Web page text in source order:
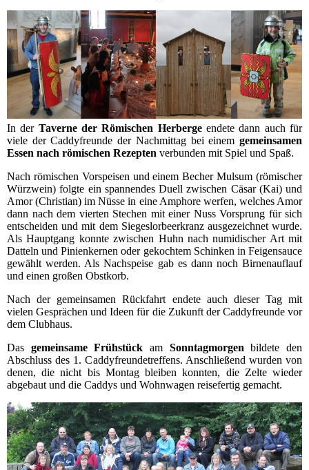
In der Taverne der Römischen Herbergeendete dann auch für
viele der Caddyfreunde der Nachmittag bei einem gemeinsamen
Essen nach römischen Rezepten verbunden mit Spiel und Spaß.
Nach römischen Vorspeisen und einem Becher Mulsum (römischer
Würzwein) folgte ein spannendes Duell zwischen Cäsar (Kai) und
Amor (Christian) im Nüsse in eine Amphore werfen, welches Amor
dann nach dem vierten Stechen mit einer Nuss Vorsprung für sich
entscheiden und mit dem Siegeslorbeerkranz ausgezeichnet wurde.
Als Hauptgang konnte zwischen Huhn nach numidischer Art mit
Datteln und Pinienkernen oder gekochtem Schinken in Feigensauce
gewählt werden. Als Nachspeise gab es dann noch Birnenauflauf
und einen großen Obstkorb.
Nach der gemeinsamen Rückfahrt endete auch dieser Tag mit
vielen Gesprächen und Ideen für die Zukunft der Caddyfreunde vor
dem Clubhaus.
Das gemeinsame Frühstück am Sonntagmorgen bildete den
Abschluss des 1. Caddyfreundetreffens. Anschließend wurden von
denen, die nicht bis Montag bleiben konnten, die Zelte wieder
abgebaut und die Caddys und Wohnwagen reisefertig gemacht.